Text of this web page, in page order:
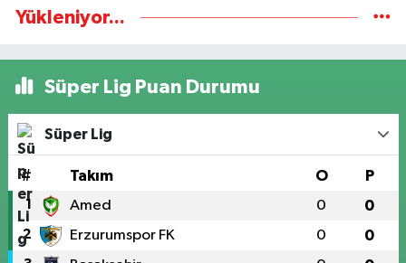
Yükleniyor...
Süper Lig Puan Durumu
Süper Lig
# Takım O P
1 Amed 0 0
2 Erzurumspor FK 0 0